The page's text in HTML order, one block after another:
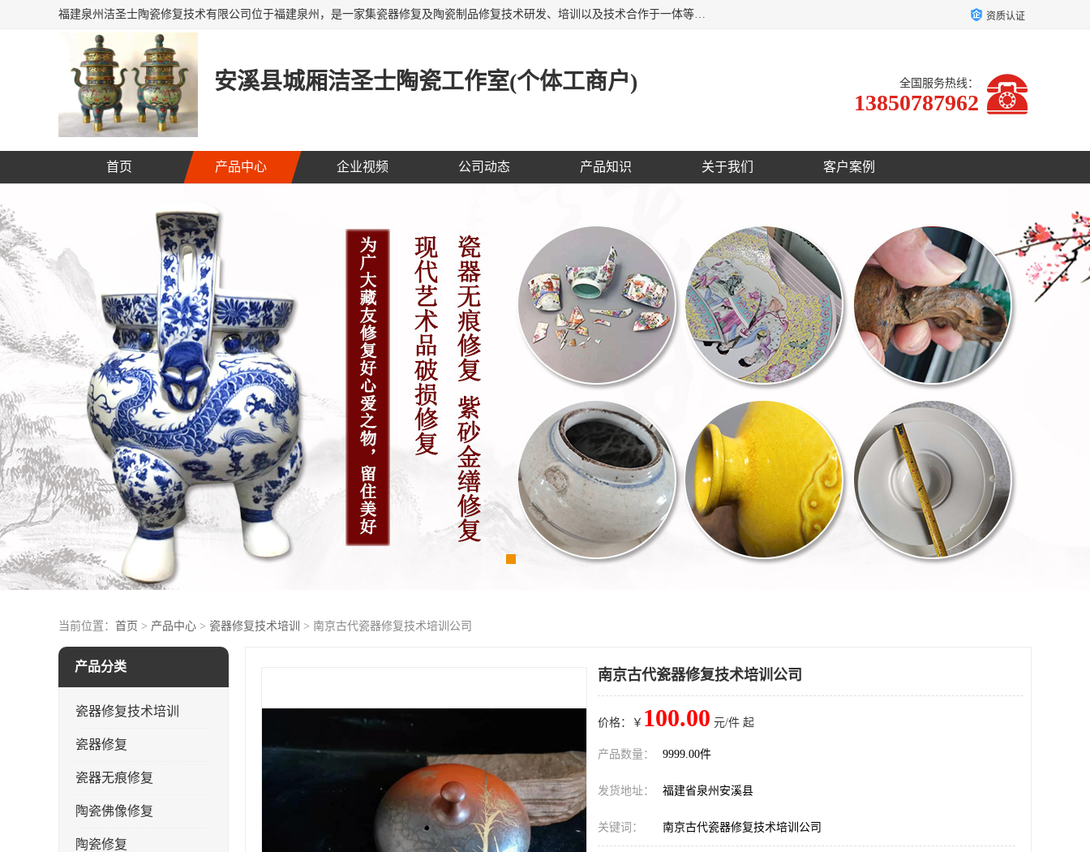
福建泉州洁圣士陶瓷修复技术有限公司位于福建泉州，是一家集瓷器修复及陶瓷制品修复技术研发、培训以及技术合作于一体等专业修复机构，公司主营：瓷器修复，陶瓷修复，瓷器无痕修复，陶瓷佛像修复，瓷器修复技术培训等。 洁圣士以全新的技术修复各种：古陶瓷、花瓶、餐具、工艺品、卫浴、颜色不一的金边、银边、花边，修复后基本无痕迹，修补成本低。丰富的经验为客户提供实用、优质服务！ 资质认证
安溪县城厢洁圣士陶瓷工作室(个体工商户) 全国服务热线：
13850787962
首页 产品中心 企业视频 公司动态 产品知识 关于我们 客户案例
当前位置： 首页 > 产品中心 > 瓷器修复技术培训 > 南京古代瓷器修复技术培训公司
产品分类
瓷器修复技术培训
瓷器修复
瓷器无痕修复
陶瓷佛像修复
陶瓷修复
南京古代瓷器修复技术培训公司
价格：￥ 100.00 元/件 起
产品数量： 9999.00件
发货地址： 福建省泉州安溪县
关键词： 南京古代瓷器修复技术培训公司